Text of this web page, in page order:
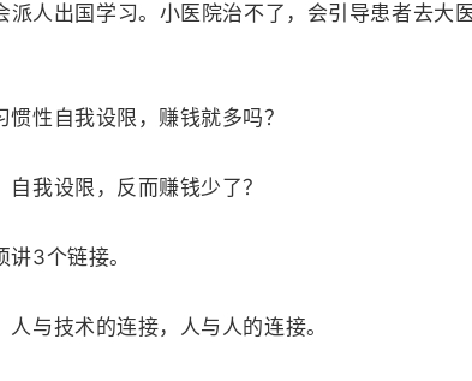
派人出国学习。小医院治不了，会引导患者去大
性自我设限，赚钱就多吗？
我设限，反而赚钱少了？
3个链接。
与技术的连接，人与人的连接。